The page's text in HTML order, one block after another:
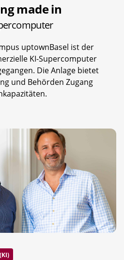
made in
uptownBasel ist der
KI-Supercomputer
Die Anlage bietet
und Behörden Zugang